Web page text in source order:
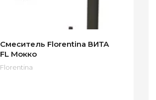
Смеситель Florentina ВИТА
FL Мокко
Florentina